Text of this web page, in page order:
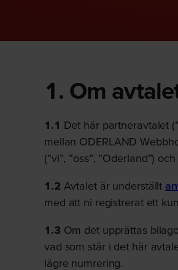
1. Om
1.1 Det här partneravtalet
mellan ODERLAND
(”vi”, ”oss”, ”Oderland”)
1.2 Avtalet är underställt
med att ni registrerat ett
1.3 Om det upprättas
vad som står i det här
lägre numrering.